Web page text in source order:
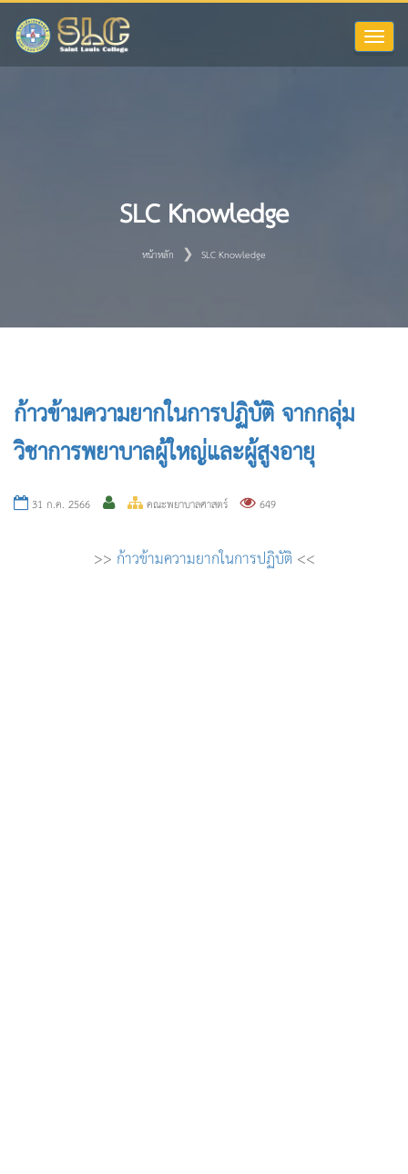
Toggle
SLC Knowledge
หน้าหลัก SLC Knowledge
ก้าวข้ามความยากในการปฏิบัติ จากกลุ่ม
วิชาการพยาบาลผู้ใหญ่และผู้สูงอายุ
31 ก.ค. 2566 คณะพยาบาลศาสตร์ 649
>> ก้าวข้ามความยากในการปฏิบัติ <<